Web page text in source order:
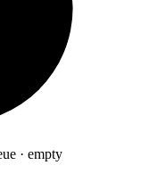
· empty